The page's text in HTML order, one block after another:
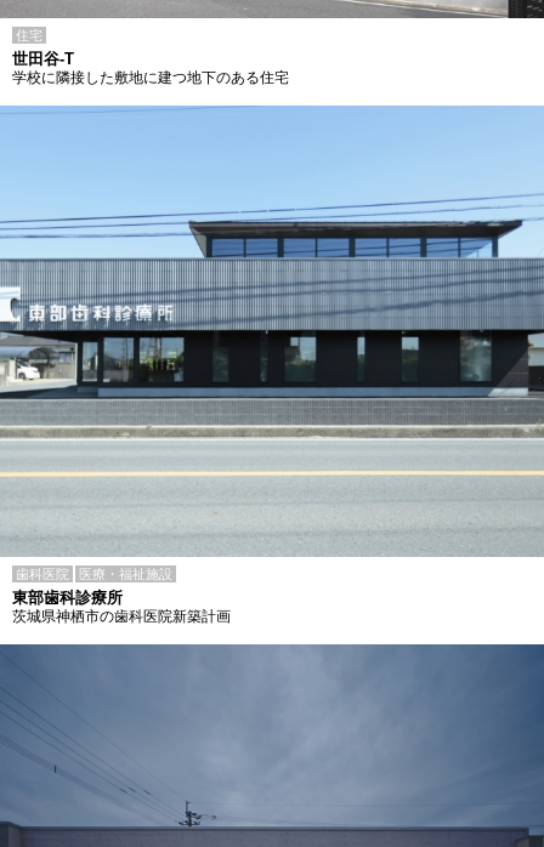
住宅
世田谷-T
学校に隣接した敷地に建つ地下のある住宅
歯科医院 医療・福祉施設
東部歯科診療所
茨城県神栖市の歯科医院新築計画